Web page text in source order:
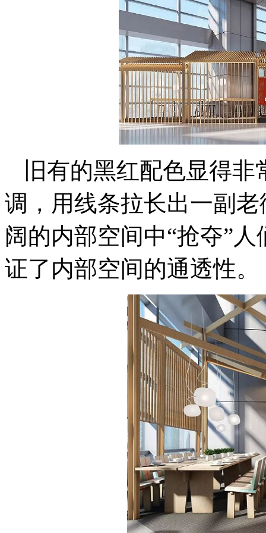
旧有的黑红配色显得
调，用线条拉长出一副
阔的内部空间中“抢夺”
证了内部空间的通透性。